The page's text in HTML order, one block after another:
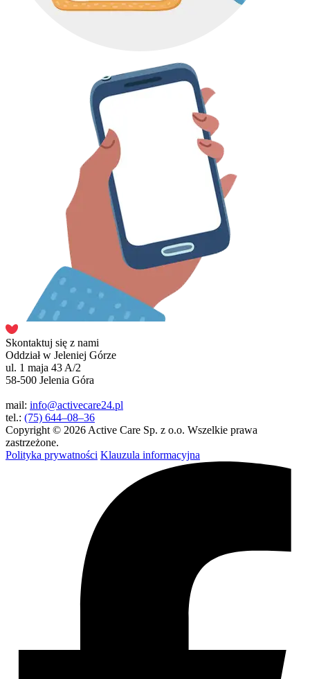
Skontaktuj się z nami
Oddział w Jeleniej Górze
ul. 1 maja 43 A/2
58-500 Jelenia Góra
mail: info@activecare24.pl
tel.: (75) 644–08–36
Copyright © 2026 Active Care Sp. z o.o. Wszelkie prawa
zastrzeżone.
Polityka prywatności Klauzula informacyjna